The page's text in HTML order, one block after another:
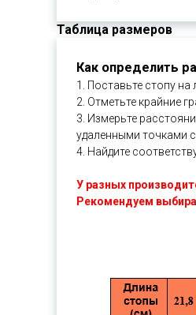
Таблица размеров
Как определить
1. Поставьте стопу на
2. Отметьте крайние
3. Измерьте
удаленными точками
4. Найдите
У разных
Рекомендуем